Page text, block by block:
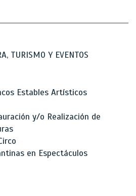
TURISMO Y EVENTOS
Estables Artísticos
y/o Realización de
en Espectáculos